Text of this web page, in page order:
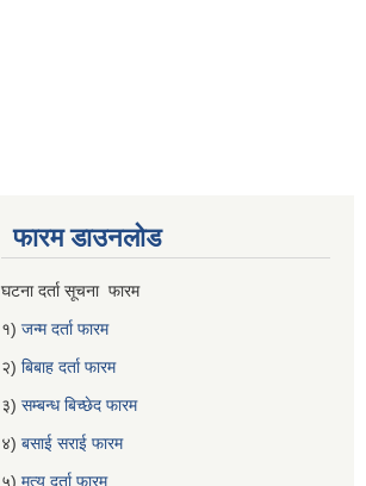
फारम डाउनलोड
घटना दर्ता सूचना फारम
१) जन्म दर्ता फारम
२) बिबाह दर्ता फारम
३) सम्बन्ध बिच्छेद फारम
४) बसाई सराई फारम
५) मृत्यु दर्ता फारम